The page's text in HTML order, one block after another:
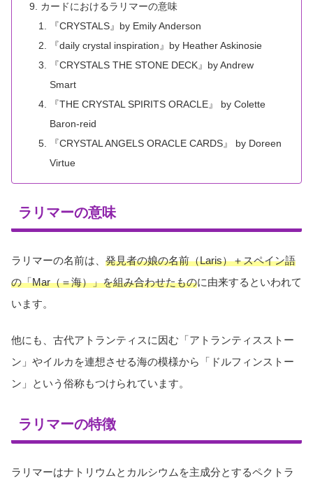
カードにおけるラリマーの意味
『CRYSTALS』by Emily Anderson
『daily crystal inspiration』by Heather Askinosie
『CRYSTALS THE STONE DECK』by Andrew
Smart
『THE CRYSTAL SPIRITS ORACLE』 by Colette
Baron-reid
『CRYSTAL ANGELS ORACLE CARDS』 by Doreen
Virtue
ラリマーの意味
ラリマーの名前は、 発見者の娘の名前（Laris）＋スペイン語
の「Mar（＝海）」を組み合わせたものに由来するといわれて
います。
他にも、古代アトランティスに因む「アトランティスストー
ン」やイルカを連想させる海の模様から「ドルフィンストー
ン」という俗称もつけられています。
ラリマーの特徴
ラリマーはナトリウムとカルシウムを主成分とするペクトラ